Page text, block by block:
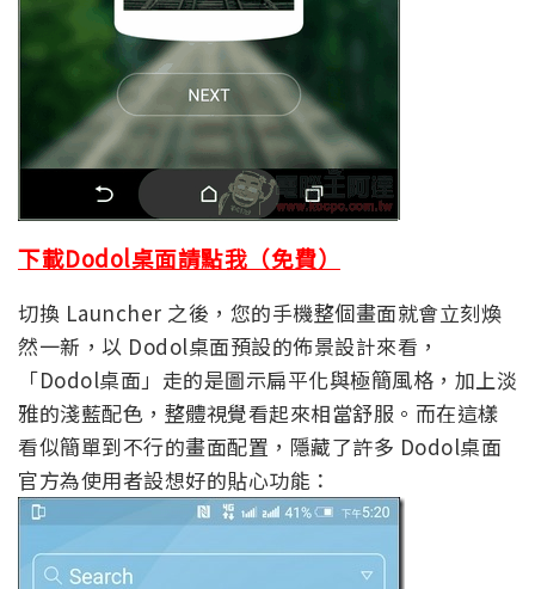
下載Dodol桌面請點我（免費）
切換 Launcher 之後，您的手機整個畫面就會立刻煥
然一新，以 Dodol桌面預設的佈景設計來看，
「Dodol桌面」走的是圖示扁平化與極簡風格，加上淡
雅的淺藍配色，整體視覺看起來相當舒服。而在這樣
看似簡單到不行的畫面配置，隱藏了許多 Dodol桌面
官方為使用者設想好的貼心功能：